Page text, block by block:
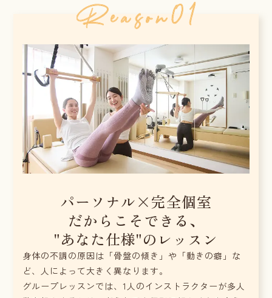
パーソナル×完全個室
だからこそできる、
"あなた仕様"のレッスン
身体の不調の原因は「骨盤の傾き」や「動きの癖」な
ど、人によって大きく異なります。
グループレッスンでは、1人のインストラクターが多人